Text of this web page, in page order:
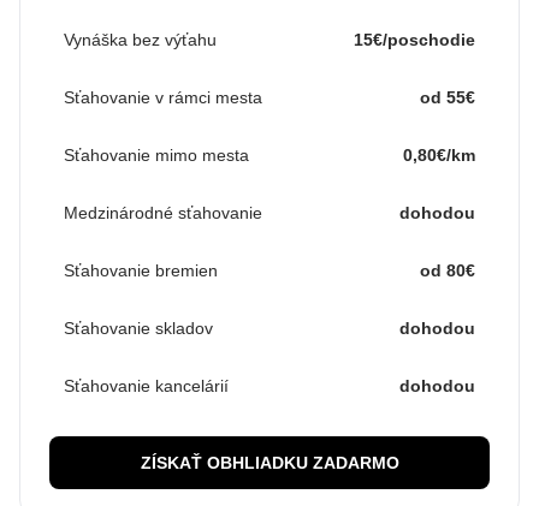
Vynáška bez výťahu 15€/poschodie
Sťahovanie v rámci mesta od 55€
Sťahovanie mimo mesta 0,80€/km
Medzinárodné sťahovanie dohodou
Sťahovanie bremien od 80€
Sťahovanie skladov dohodou
Sťahovanie kancelárií dohodou
ZÍSKAŤ OBHLIADKU ZADARMO